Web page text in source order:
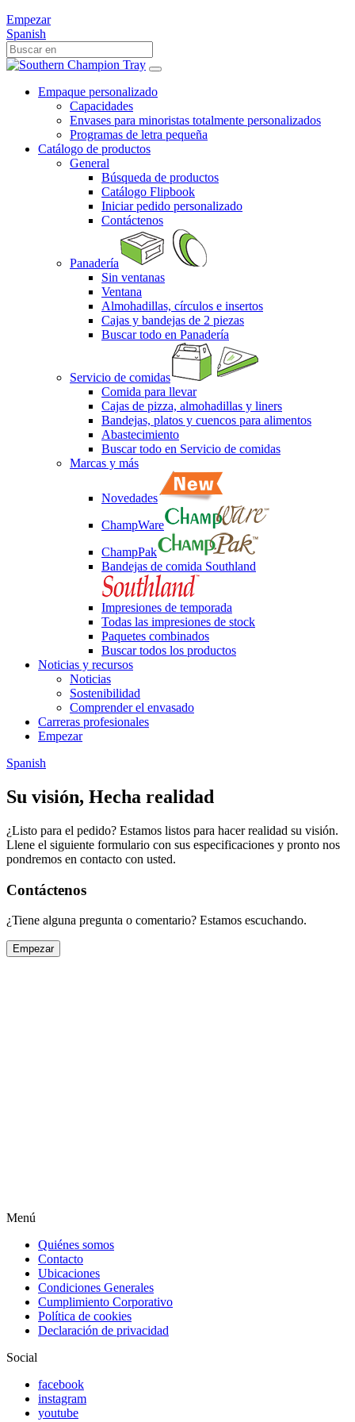
Empezar
Spanish
Empaque personalizado
Capacidades
Envases para minoristas totalmente personalizados
Programas de letra pequeña
Catálogo de productos
General
Búsqueda de productos
Catálogo Flipbook
Iniciar pedido personalizado
Contáctenos
Panadería
Sin ventanas
Ventana
Almohadillas, círculos e insertos
Cajas y bandejas de 2 piezas
Buscar todo en Panadería
Servicio de comidas
Comida para llevar
Cajas de pizza, almohadillas y liners
Bandejas, platos y cuencos para alimentos
Abastecimiento
Buscar todo en Servicio de comidas
Marcas y más
Novedades
ChampWare
ChampPak
Bandejas de comida Southland
Impresiones de temporada
Todas las impresiones de stock
Paquetes combinados
Buscar todos los productos
Noticias y recursos
Noticias
Sostenibilidad
Comprender el envasado
Carreras profesionales
Empezar
Spanish
Su visión, Hecha realidad
¿Listo para el pedido? Estamos listos para hacer realidad su visión.
Llene el siguiente formulario con sus especificaciones y pronto nos
pondremos en contacto con usted.
Contáctenos
¿Tiene alguna pregunta o comentario? Estamos escuchando.
Empezar
Menú
Quiénes somos
Contacto
Ubicaciones
Condiciones Generales
Cumplimiento Corporativo
Política de cookies
Declaración de privacidad
Social
facebook
instagram
youtube